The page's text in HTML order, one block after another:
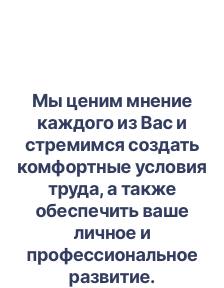
Мы ценим мнение
каждого из Вас и
стремимся создать
комфортные условия
труда, а также
обеспечить ваше
личное и
профессиональное
развитие.